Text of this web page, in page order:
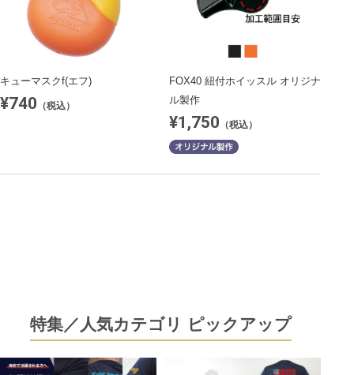
キューマスクf(エフ)
¥740 （税込）
FOX40 紐付ホイッスル オリジナ
ル製作
¥1,750 （税込）
特集／人気カテゴリ ピックアップ